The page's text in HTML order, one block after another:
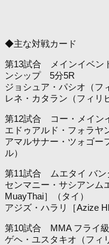
◆主な対戦カード
第13試合 メインイベン
ンシップ 5分5R
ジョシュア・パシオ（フ
レネ・カタラン（フィリ
第12試合 コー・メイ
エドゥアルド・フォラヤ
アマルサナー・ツォゴー
ル）
第11試合 ムエタイ バ
センマニー・サシアンム
MuayThai］（タイ）
アジズ・ハラリ［Azize
第10試合 MMA フライ
ゲヘ・ユスタキオ（フィ